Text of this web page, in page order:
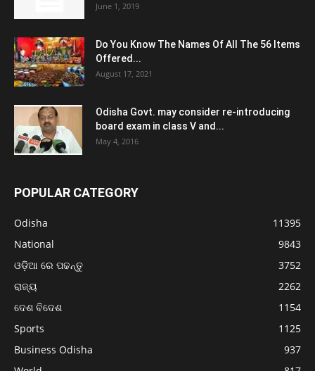
June 1, 2019
Do You Know The Names Of All The 56 Items
Offered...
August 17, 2021
Odisha Govt. may consider re-introducing
board exam in class V and...
May 4, 2016
POPULAR CATEGORY
Odisha
11395
National
9843
ଓଡ଼ିଆ ରେ ପଢନ୍ତୁ
3752
ରାଜ୍ୟ
2262
ଦେଶ ବିଦେଶ
1154
Sports
1125
Business Odisha
937